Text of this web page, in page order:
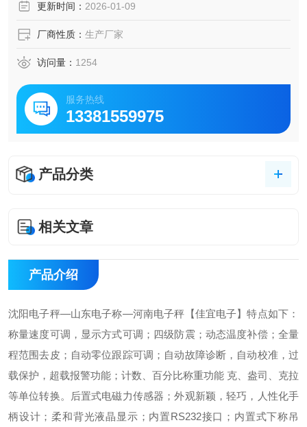
更新时间： 2026-01-09
厂商性质： 生产厂家
访问量： 1254
服务热线
13381559975
产品分类
相关文章
产品介绍
沈阳电子秤—山东电子称—河南电子秤【佳宜电子】特点如下：
称量速度可调，显示方式可调； 四级防震； 动态温度补偿； 全量
程范围去皮； 自动零位跟踪可调； 自动故障诊断，自动校准，过
载保护，超载报警功能； 计数、百分比称重功能 克、盎司、克拉
等单位转换。
后置式电磁力传感器；外观新颖，轻巧，人性化手
柄设计； 柔和背光液晶显示； 内置RS232接口； 内置式下称吊